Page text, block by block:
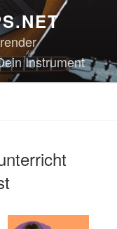
Instrument